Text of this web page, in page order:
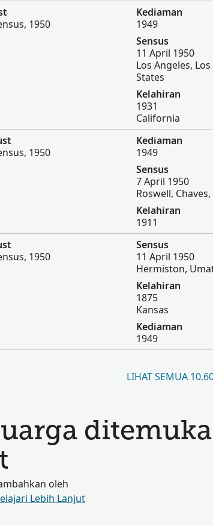
1950
Kediaman
1949
Sensus
11 April 1950
Los Angeles,
States
Kelahiran
1931
California
1950
Kediaman
1949
Sensus
7 April 1950
Roswell,
Kelahiran
1911
1950
Sensus
11 April 1950
Hermiston,
Kelahiran
1875
Kansas
Kediaman
1949
LIHAT SEMUA
oleh
Lebih Lanjut